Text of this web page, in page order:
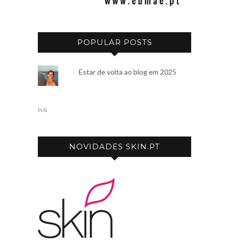
POPULAR POSTS
Estar de volta ao blog em 2025
PUB
NOVIDADES SKIN.PT